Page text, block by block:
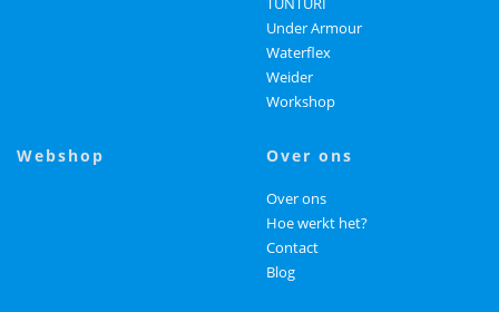
Under Armour
Waterflex
Weider
Workshop
webshop over ons
Over ons
Hoe werkt het?
Contact
Blog